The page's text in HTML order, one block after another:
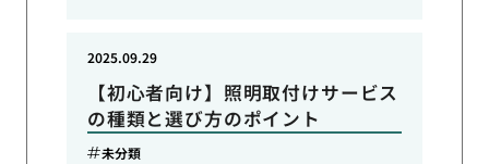
【初心者向け】照明取付けサービス
の種類と選び方のポイント
2025.09.29
未分類